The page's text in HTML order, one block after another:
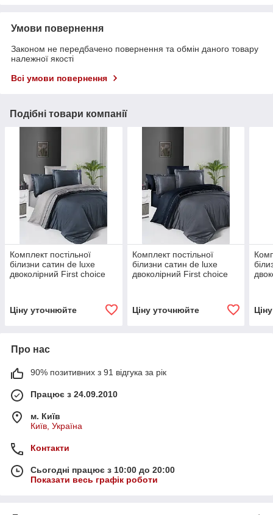
Умови повернення
Законом не передбачено повернення та обмін даного товару
належної якості
Всі умови повернення
Подібні товари компанії
Комплект постільної
білизни сатин de luxe
двоколірний First choice
Ціну уточнюйте
Комплект постільної
білизни сатин de luxe
двоколірний First choice
Ціну уточнюйте
Про нас
90% позитивних з 91 відгука за рік
Працює з 24.09.2010
м. Київ
Київ, Україна
Контакти
Сьогодні працює з 10:00 до 20:00
Показати весь графік роботи